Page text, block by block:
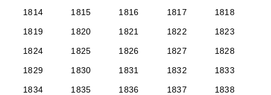
1814
1815 1816 1817
1818
1819
1820 1821 1822
1823
1824
1825 1826 1827
1828
1829
1830 1831 1832
1833
1834
1835 1836 1837
1838